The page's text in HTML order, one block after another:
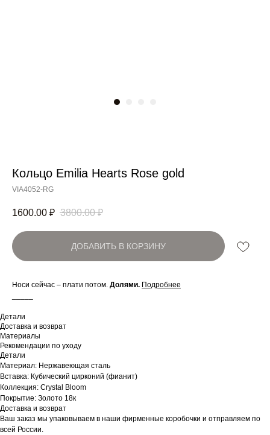
Кольцо Emilia Hearts Rose gold
Артикул:
VIA4052-RG
1600.00 ₽ 3800.00 ₽
ДОБАВИТЬ В КОРЗИНУ
Носи сейчас – плати потом. Долями. Подробнее
Детали
Доставка и возврат
Материалы
Рекомендации по уходу
Детали
Материал: Нержавеющая сталь
Вставка: Кубический цирконий (фианит)
Коллекция: Crystal Bloom
Покрытие: Золото 18к
Доставка и возврат
Ваш заказ мы упаковываем в наши фирменные коробочки и отправляем по
всей России.